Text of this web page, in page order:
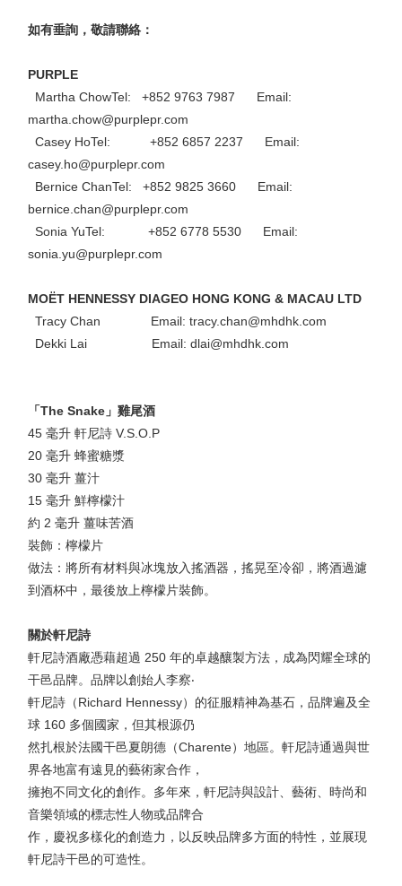
如有垂詢，敬請聯絡：
PURPLE
Martha ChowTel: +852 9763 7987 Email:
martha.chow@purplepr.com
Casey HoTel: +852 6857 2237 Email:
casey.ho@purplepr.com
Bernice ChanTel: +852 9825 3660 Email:
bernice.chan@purplepr.com
Sonia YuTel: +852 6778 5530 Email:
sonia.yu@purplepr.com
MOËT HENNESSY DIAGEO HONG KONG & MACAU LTD
Tracy Chan Email: tracy.chan@mhdhk.com
Dekki Lai Email: dlai@mhdhk.com
「The Snake」雞尾酒
45 毫升 軒尼詩 V.S.O.P
20 毫升 蜂蜜糖漿
30 毫升 薑汁
15 毫升 鮮檸檬汁
約 2 毫升 薑味苦酒
裝飾：檸檬片
做法：將所有材料與冰塊放入搖酒器，搖晃至冷卻，將酒過濾
到酒杯中，最後放上檸檬片裝飾。
關於軒尼詩
軒尼詩酒廠憑藉超過 250 年的卓越釀製方法，成為閃耀全球的
干邑品牌。品牌以創始人李察‧
軒尼詩（Richard Hennessy）的征服精神為基石，品牌遍及全
球 160 多個國家，但其根源仍
然扎根於法國干邑夏朗德（Charente）地區。軒尼詩通過與世
界各地富有遠見的藝術家合作，
擁抱不同文化的創作。多年來，軒尼詩與設計、藝術、時尚和
音樂領域的標志性人物或品牌合
作，慶祝多樣化的創造力，以反映品牌多方面的特性，並展現
軒尼詩干邑的可造性。